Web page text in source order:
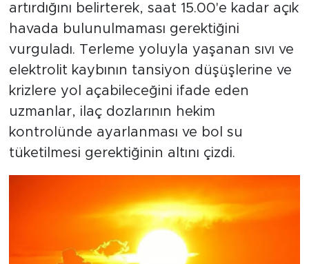
artırdığını belirterek, saat 15.00'e kadar açık
havada bulunulmaması gerektiğini
vurguladı. Terleme yoluyla yaşanan sıvı ve
elektrolit kaybının tansiyon düşüşlerine ve
krizlere yol açabileceğini ifade eden
uzmanlar, ilaç dozlarının hekim
kontrolünde ayarlanması ve bol su
tüketilmesi gerektiğinin altını çizdi.